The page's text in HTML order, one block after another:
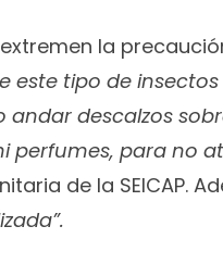
la
tipo de
descalzos
para no
de la SEICAP.